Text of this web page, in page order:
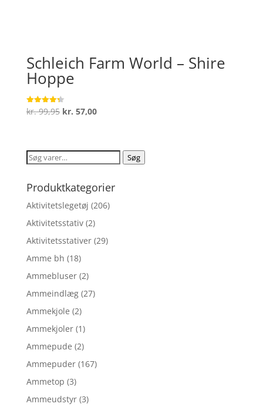
Schleich Farm World – Shire
Hoppe
Vurderet
4.3
kr.99,95 Den
var:
kr. 99,95.
kr. 57,00Den
er:
kr. 57,00.
Søg
Søg
Produktkategorier
Aktivitetslegetøj (206)
Aktivitetsstativ (2)
Aktivitetsstativer (29)
Amme bh (18)
Ammebluser (2)
Ammeindlæg (27)
Ammekjole (2)
Ammekjoler (1)
Ammepude (2)
Ammepuder (167)
Ammetop (3)
Ammeudstyr (3)